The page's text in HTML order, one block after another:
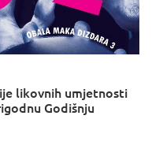
likovnih umjetnosti
Godišnju